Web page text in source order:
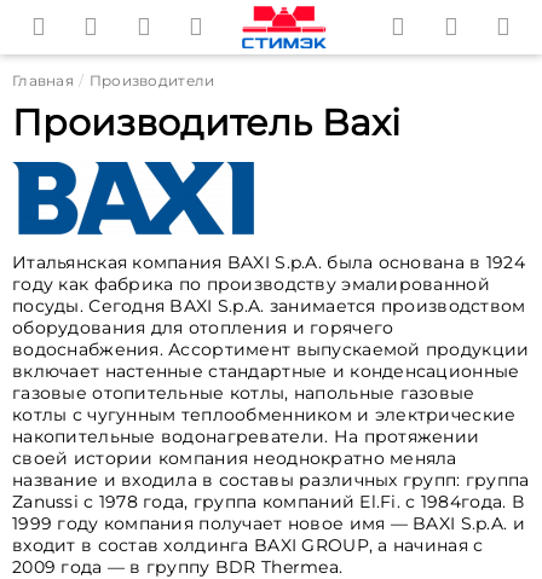
Главная Производители
Производитель Baxi
Итальянская компания BAXI S.p.A. была основана в 1924
году как фабрика по производству эмалированной
посуды. Сегодня BAXI S.p.A. занимается производством
оборудования для отопления и горячего
водоснабжения. Ассортимент выпускаемой продукции
включает настенные стандартные и конденсационные
газовые отопительные котлы, напольные газовые
котлы с чугунным теплообменником и электрические
накопительные водонагреватели. На протяжении
своей истории компания неоднократно меняла
название и входила в составы различных групп: группа
Zanussi с 1978 года, группа компаний El.Fi. с 1984года. В
1999 году компания получает новое имя — BAXI S.p.A. и
входит в состав холдинга BAXI GROUP, а начиная с
2009 года — в группу BDR Thermea.